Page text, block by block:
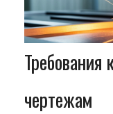
чертежам